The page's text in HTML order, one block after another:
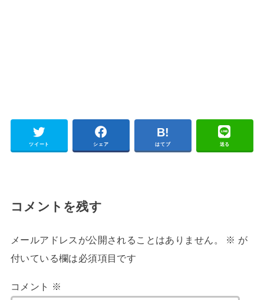
ツイート シェア はてブ 送る
コメントを残す
メールアドレスが公開されることはありません。 ※ が
付いている欄は必須項目です
コメント ※